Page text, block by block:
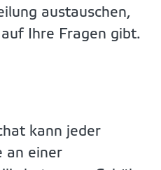
austauschen,
Ihre Fragen gibt.
kann jeder
an einer